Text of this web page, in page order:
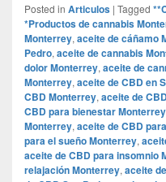
Posted in Articulos | Tagged
*Productos de cannabis
Monterrey, aceite de cáñamo
Pedro, aceite de cannabis
dolor Monterrey, aceite de
Monterrey, aceite de CBD en
CBD Monterrey, aceite de
CBD para bienestar Monterrey
Monterrey, aceite de CBD
para el sueño Monterrey,
aceite de CBD para insomnio
relajación Monterrey, aceite